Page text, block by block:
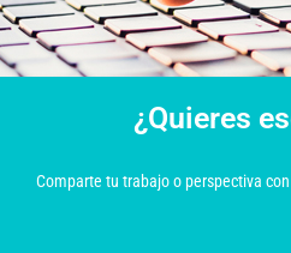
¿Quieres
Comparte tu trabajo o perspectiva